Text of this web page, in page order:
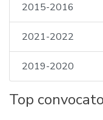
2015-2016
2021-2022
2019-2020
Top